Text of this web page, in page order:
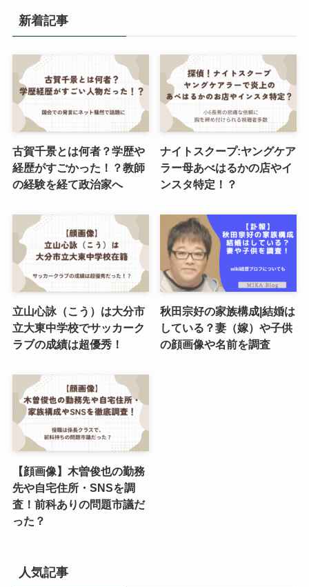
新着記事
古賀千景とは何者？学歴や
経歴がすごかった！？教師
の経験を経て政治家へ
ナイトスクープ:ヤングケア
ラー母あべはるかの店やイ
ンスタ特定！？
立山心詠（こう）は大分市
立大東中学校でサッカーク
ラブの成績は超優秀！
秋田宗好の家族構成|結婚は
している？妻（嫁）や子供
の顔画像や名前を調査
【顔画像】木曽俊也の勤務
先や自宅住所・SNSを調
査！前科ありの問題市議だ
った？
人気記事